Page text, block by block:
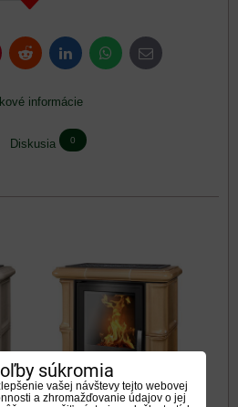
Reddit LinkedInWhatsApp
E-
mail
informácie
Diskusia 0
súkromia
vašej návštevy tejto webovej
a zhromažďovanie údajov o jej